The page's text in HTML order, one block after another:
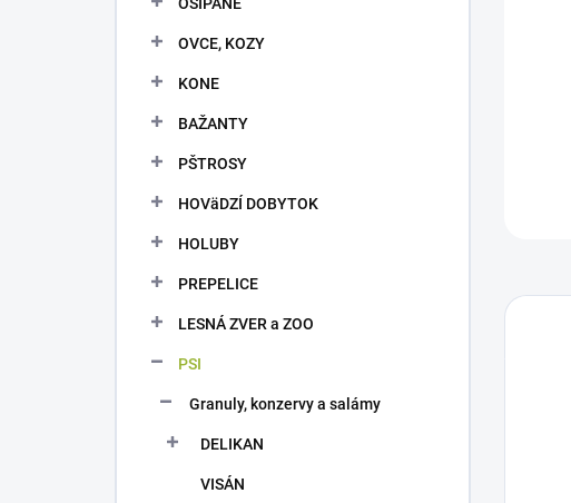
OVCE, KOZY
KONE
BAŽANTY
PŠTROSY
HOVäDZÍ DOBYTOK
HOLUBY
PREPELICE
LESNÁ ZVER a ZOO
PSI
Granuly, konzervy a salámy
DELIKAN
VISÁN